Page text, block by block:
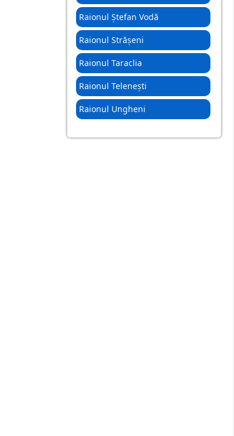
Raionul Ștefan Vodă
Raionul Strășeni
Raionul Taraclia
Raionul Telenești
Raionul Ungheni